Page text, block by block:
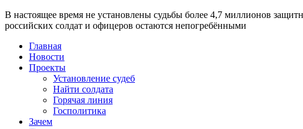
В настоящее время не установлены судьбы более 4,7 миллионов
российских солдат и офицеров остаются непогребёнными
Главная
Новости
Проекты
Установление судеб
Найти солдата
Горячая линия
Госполитика
Зачем